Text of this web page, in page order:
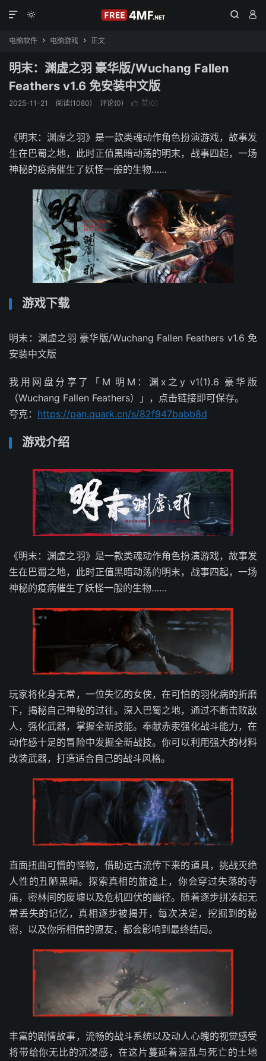
  

电脑软件  电脑游戏  正文
明末：渊虚之羽 豪华版/Wuchang Fallen
Feathers v1.6 免安装中文版
2025-11-21 阅读(1080) 评论(0)  赞(0)
《明末：渊虚之羽》是一款类魂动作角色扮演游戏，故事发
生在巴蜀之地，此时正值黑暗动荡的明末，战事四起，一场
神秘的疫病催生了妖怪一般的生物……
游戏下载
明末：渊虚之羽 豪华版/Wuchang Fallen Feathers v1.6 免
安装中文版
我用网盘分享了「M 明M：渊x之y v1(1).6 豪华版
（Wuchang Fallen Feathers）」，点击链接即可保存。
夸克： https://pan.quark.cn/s/82f947babb8d
游戏介绍
《明末：渊虚之羽》是一款类魂动作角色扮演游戏，故事发
生在巴蜀之地，此时正值黑暗动荡的明末，战事四起，一场
神秘的疫病催生了妖怪一般的生物……
玩家将化身无常，一位失忆的女侠，在可怕的羽化病的折磨
下，揭秘自己神秘的过往。深入巴蜀之地，通过不断击败敌
人，强化武器，掌握全新技能。奉献赤汞强化战斗能力，在
动作感十足的冒险中发掘全新战技。你可以利用强大的材料
改装武器，打造适合自己的战斗风格。
直面扭曲可憎的怪物，借助远古流传下来的道具，挑战灭绝
人性的丑陋黑暗。探索真相的旅途上，你会穿过失落的寺
庙，密林间的废墟以及危机四伏的幽径。随着逐步拼凑起无
常丢失的记忆，真相逐步被揭开，每次决定，挖掘到的秘
密，以及你所相信的盟友，都会影响到最终结局。
丰富的剧情故事，流畅的战斗系统以及动人心魄的视觉感受
将带给你无比的沉浸感，在这片蔓延着混乱与死亡的土地